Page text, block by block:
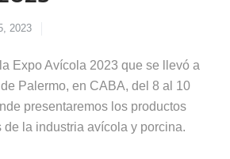
2023
Expo Avícola 2023 que se llevó a
Palermo, en CABA, del 8 al 10
presentaremos los productos
de la industria avícola y porcina.